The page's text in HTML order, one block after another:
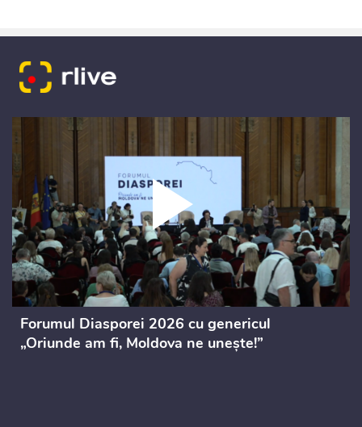
Forumul Diasporei 2026 cu genericul
„Oriunde am fi, Moldova ne unește!”